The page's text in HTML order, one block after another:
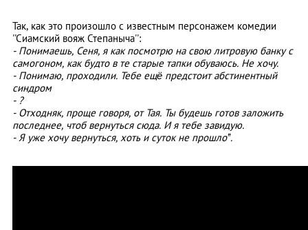
Так, как это произошло с известным персонажем комедии
''Сиамский вояж Степаныча'':
- Понимаешь, Сеня, я как посмотрю на свою литровую банку с
самогоном, как будто в те старые тапки обуваюсь. Не хочу.
- Понимаю, проходили. Тебе ещё предстоит абстинентный
синдром
- ?
- Отходняк, проще говоря, от Тая. Ты будешь готов заложить
последнее, чтоб вернуться сюда. И я тебе завидую.
- Я уже хочу вернуться, хоть и суток не прошло’’.